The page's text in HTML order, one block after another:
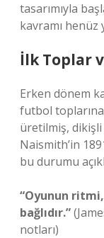
tasarımıyla
kavramı henüz
İlk Toplar
Erken dönem
futbol
üretilmiş, dikişli
Naismith’in
bu durumu
“Oyunun
bağlıdır.”
notları)